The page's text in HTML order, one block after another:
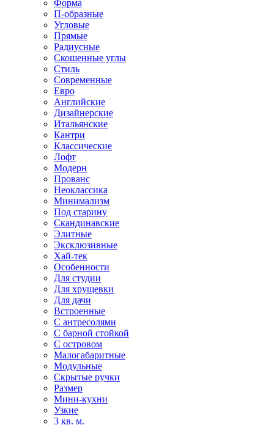
Форма
П-образные
Угловые
Прямые
Радиусные
Скошенные углы
Стиль
Современные
Евро
Английские
Дизайнерские
Итальянские
Кантри
Классические
Лофт
Модерн
Прованс
Неоклассика
Минимализм
Под старину
Скандинавские
Элитные
Эксклюзивные
Хай-тек
Особенности
Для студии
Для хрущевки
Для дачи
Встроенные
С антресолями
С барной стойкой
С островом
Малогабаритные
Модульные
Скрытые ручки
Размер
Мини-кухни
Узкие
3 кв. м.